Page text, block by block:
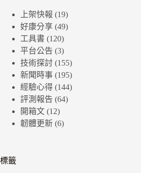
上架快報 (19)
好康分享 (49)
工具書 (120)
平台公告 (3)
技術探討 (155)
新聞時事 (195)
經驗心得 (144)
評測報告 (64)
開箱文 (12)
韌體更新 (6)
標籤